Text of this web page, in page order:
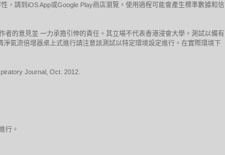
，請到iOS App或Google Play商店瀏覽。使用過程可能會產生標準數據和信
的意見並 一力承擔引伸的責任。其立場不代表香港浸會大學。測試以備有
氣流倍增器桌上式進行請注意該測試以特定環境設定進行。在實際環境下
Journal, Oct. 2012.
行。